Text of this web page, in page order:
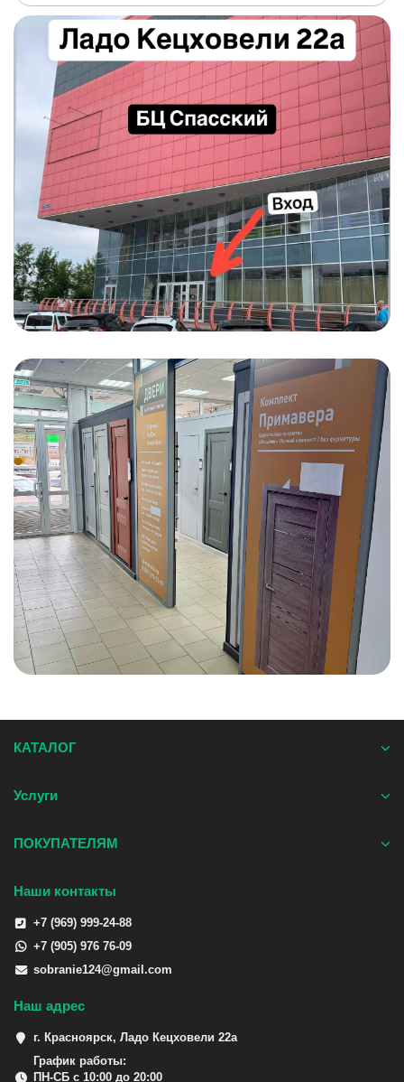
КАТАЛОГ
Услуги
ПОКУПАТЕЛЯМ
Наши контакты
+7 (969) 999-24-88
+7 (905) 976 76-09
sobranie124@gmail.com
Наш адрес
г. Красноярск, Ладо Кецховели 22а
График работы:
ПН-СБ с 10:00 до 20:00